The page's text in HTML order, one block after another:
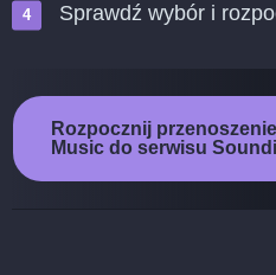
Sprawdź wybór i
Rozpocznij
Music do serwisu